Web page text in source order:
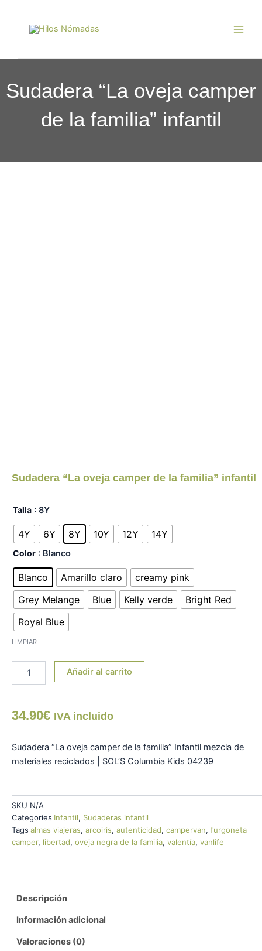
contenido
Sudadera “La oveja camper
de la familia” infantil
Sudadera “La oveja camper de la familia” infantil
Talla : 8Y
4Y 6Y 8Y 10Y 12Y 14Y
Color : Blanco
Blanco Amarillo claro
creamy pink
Grey Melange
Blue Kelly verde
Bright Red
Royal Blue
LIMPIAR
Sudadera
oveja
camper
de
la
familia"
infantil
cantidad
Añadir al carrito
34.90€ IVA incluido
Sudadera “La oveja camper de la familia” Infantil mezcla de
materiales reciclados | SOL’S Columbia Kids 04239
SKU N/A
Categories Infantil, Sudaderas infantil
Tags almas viajeras, arcoiris, autenticidad, campervan, furgoneta
camper, libertad, oveja negra de la familia, valentía, vanlife
Descripción
Información adicional
Valoraciones (0)